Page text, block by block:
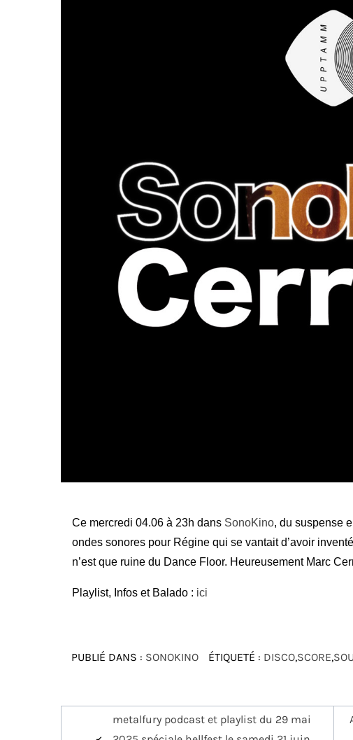
Ce mercredi 04.06 à 23h dans SonoKino, du suspense
ondes sonores pour Régine qui se vantait d’avoir
n’est que ruine du Dance Floor. Heureusement Marc
Playlist, Infos et Balado : ici
PUBLIÉ DANS : SONOKINO ÉTIQUETÉ : DISCO,SCORE,
Navigation
metalfury podcast et playlist du 29 mai